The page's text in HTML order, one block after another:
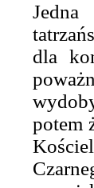
dla
potem